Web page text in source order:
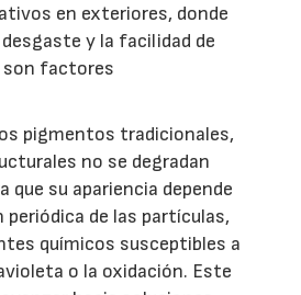
en exteriores, donde
y la facilidad de
factores
pigmentos tradicionales,
no se degradan
que su apariencia depende
periódica de las partículas,
químicos susceptibles a
o la oxidación. Este